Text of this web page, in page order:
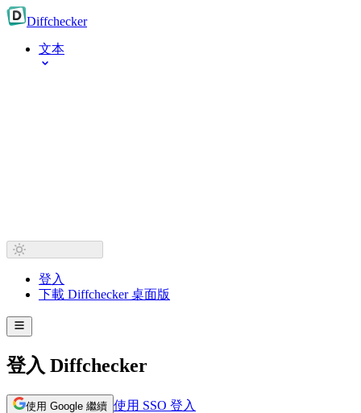
Diffchecker
文本
登入
下載 Diffchecker 桌面版
登入 Diffchecker
使用 Google 繼續 使用 SSO 登入